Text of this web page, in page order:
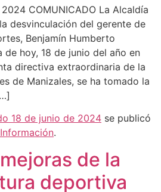
COMUNICADO La Alcaldía
desvinculación del gerente de
Benjamín Humberto
de hoy, 18 de junio del año en
directiva extraordinaria de la
de Manizales, se ha tomado la
18 de junio de 2024 se publicó
.
de la
deportiva